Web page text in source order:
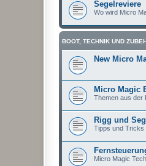
Segelreviere
Wo wird Micro
BOOT, TECHNIK UND
New Micro
Micro Magic
Themen aus der
Rigg und
Tipps und Tricks
Micro Magic